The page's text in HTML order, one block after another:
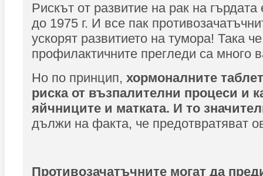
Рискът от развитие на рак на
до 1975 г. И все пак
ускорят развитието на тумора! Така че
профилактичните прегледи са много
Но по принцип, хормоналните
риска от възпалителни процеси и
яйчниците и матката. И то
дължи на факта, че предотвратяват
Противозачатъчните могат да